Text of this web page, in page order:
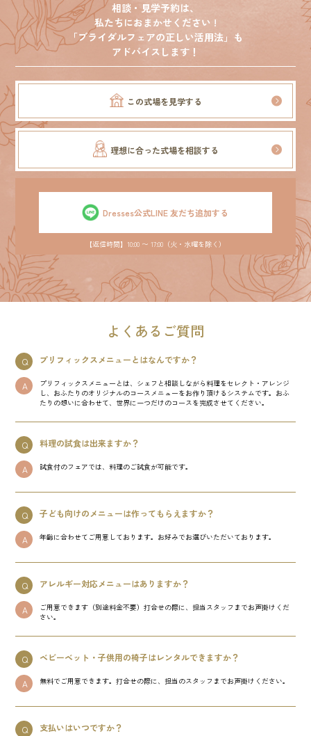
相談・見学予約は、
私たちにおまかせください !
「ブライダルフェアの正しい活用法」も
アドバイスします！
この式場を見学する
理想に合った式場を相談する
Dresses公式LINE 友だち追加する
【返信時間】10:00 〜 17:00（火・水曜を除く）
よくあるご質問
Q プリフィックスメニューとはなんですか？
A
プリフィックスメニューとは、シェフと相談しながら料理をセレクト・アレンジ
し、おふたりのオリジナルのコースメニューをお作り頂けるシステムです。おふ
たりの想いに合わせて、世界に一つだけのコースを完成させてください。
Q 料理の試食は出来ますか？
A 試食付のフェアでは、料理のご試食が可能です。
Q 子ども向けのメニューは作ってもらえますか？
A 年齢に合わせてご用意しております。お好みでお選びいただいております。
Q アレルギー対応メニューはありますか？
A
ご用意できます（別途料金不要）打合せの際に、担当スタッフまでお声掛けくだ
さい。
Q ベビーベット・子供用の椅子はレンタルできますか？
A 無料でご用意できます。打合せの際に、担当のスタッフまでお声掛けください。
Q 支払いはいつですか？